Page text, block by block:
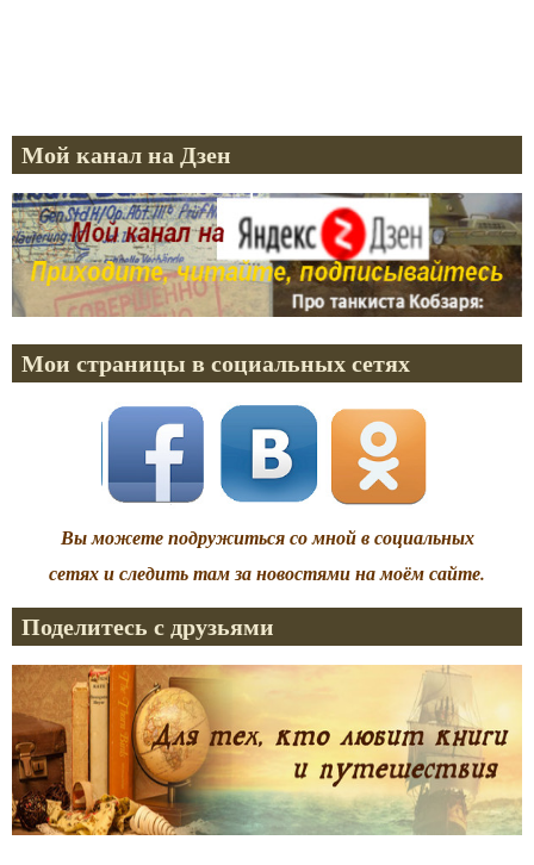
Мой канал на Дзен
Мои страницы в социальных сетях
Вы можете подружиться со мной в социальных
сетях и следить там за новостями на моём сайте.
Поделитесь с друзьями